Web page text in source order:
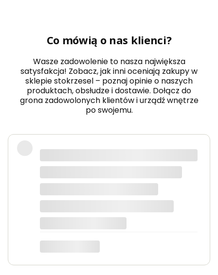
Co mówią o nas klienci?
Wasze zadowolenie to nasza największa
satysfakcja! Zobacz, jak inni oceniają zakupy w
sklepie stokrzesel – poznaj opinie o naszych
produktach, obsłudze i dostawie. Dołącz do
grona zadowolonych klientów i urządź wnętrze
po swojemu.
Fotel piękny, wygodny, polecam.
Dorota
ciemno zielony Velvet